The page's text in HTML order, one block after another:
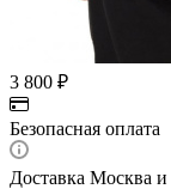
3 800 ₽
Безопасная оплата
Доставка Москва